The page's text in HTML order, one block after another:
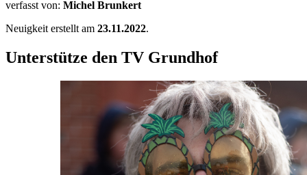
verfasst von: Michel Brunkert
Neuigkeit erstellt am 23.11.2022.
Unterstütze den TV Grundhof